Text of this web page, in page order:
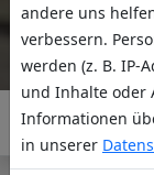
andere uns
verbessern.
werden (z. B. IP-
und Inhalte oder
Informationen
in unserer